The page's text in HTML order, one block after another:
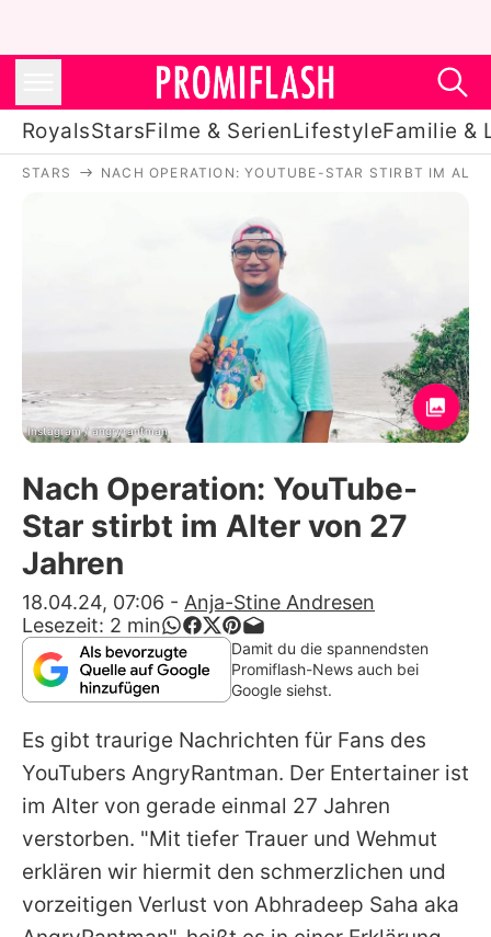
RoyalsStarsFilme & SerienLifestyleFamilie &
Stars
Filme & Serien
Lifestyle
Familie & Liebe
Promiflash Exklusiv
Alle Themen auf Promiflash
App runterladen
Team
Redaktionelle Richtlinien
Impressum
Datenschutzerklärung
Nutzungsbedingungen
Utiq verwalten
STARS NACH OPERATION: YOUTUBE-STAR STIRBT IM
Instagram / angryrantman
Nach Operation: YouTube-
Star stirbt im Alter von 27
Jahren
18.04.24, 07:06 - Anja-Stine Andresen
Lesezeit: 2 min
Damit du die spannendsten
Promiflash-News auch bei
Google siehst.
Es gibt traurige Nachrichten für Fans des
YouTubers AngryRantman. Der Entertainer ist
im Alter von gerade einmal 27 Jahren
verstorben. "Mit tiefer Trauer und Wehmut
erklären wir hiermit den schmerzlichen und
vorzeitigen Verlust von Abhradeep Saha aka